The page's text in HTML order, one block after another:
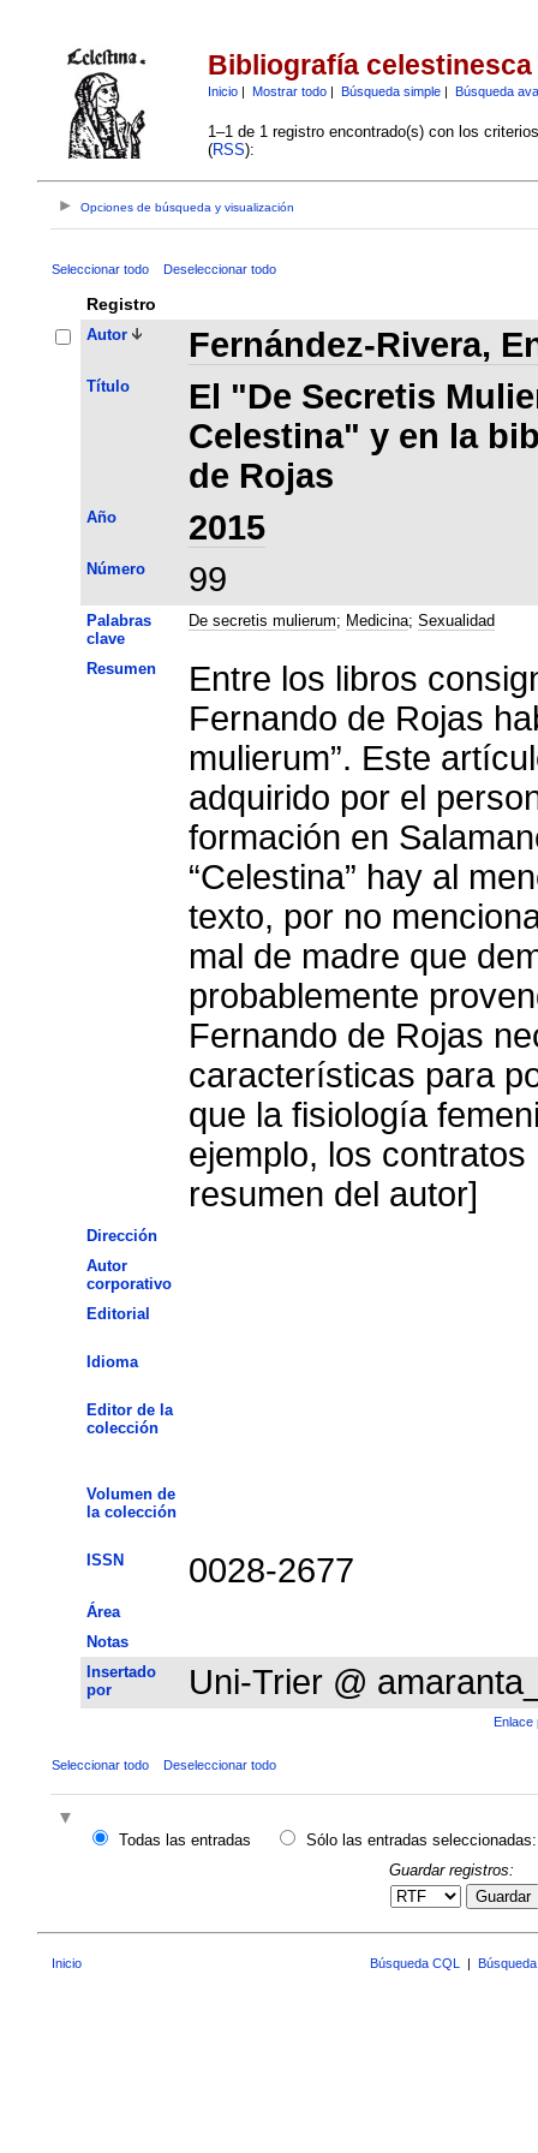
Bibliografía celestinesca
Inicio| Mostrar todo| Búsqueda simple| Búsqueda
1–1 de 1 registro encontrado(s) con los
(RSS):
Opciones de búsqueda y visualización
Seleccionar todo Deseleccionar todo
Registro
Autor Fernández-Rivera,
Título
El "De Secretis
Celestina" y en la
de Rojas
Año 2015
Número 99
Palabras
clave
De secretis mulierum; Medicina; Sexualidad
Resumen
Entre los libros
Fernando de Rojas
mulierum”. Este
adquirido por el
formación en
“Celestina” hay al
texto, por no
mal de madre que
probablemente
Fernando de Rojas
características para
que la fisiología
ejemplo, los
resumen del autor]
Dirección
Autor
corporativo
Editorial
Idioma
Editor de la
colección
Volumen de
la colección
ISSN 0028-2677
Área
Notas
Insertado
por
Uni-Trier @
Enlace
Seleccionar todo Deseleccionar todo
Todas las entradas
Sólo las entradas seleccionadas:
Guardar registros:
Guardar
Inicio Búsqueda CQL